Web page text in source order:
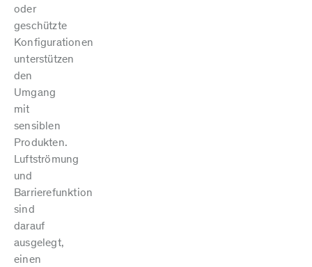
oder
geschützte
Konfigurationen
unterstützen
den
Umgang
mit
sensiblen
Produkten.
Luftströmung
und
Barrierefunktion
sind
darauf
ausgelegt,
einen